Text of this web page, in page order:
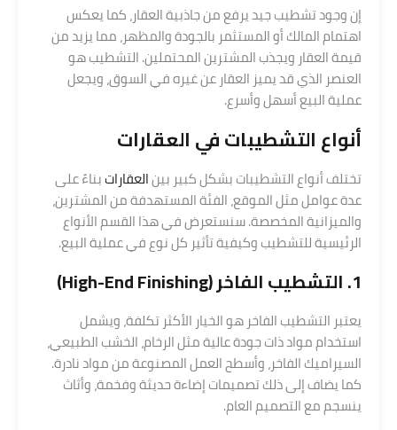
إن وجود تشطيب جيد يرفع من جاذبية العقار، كما يعكس
اهتمام المالك أو المستثمر بالجودة والمظهر، مما يزيد من
قيمة العقار ويجذب المشترين المحتملين. التشطيب هو
العنصر الذي قد يميز العقار عن غيره في السوق، ويجعل
عملية البيع أسهل وأسرع.
أنواع التشطيبات في العقارات
تختلف أنواع التشطيبات بشكل كبير بينالعقاراتبناءً على
عدة عوامل مثل الموقع، الفئة المستهدفة من المشترين،
والميزانية المخصصة. سنستعرض في هذا القسم الأنواع
الرئيسية للتشطيب وكيفية تأثير كل نوع في عملية البيع.
1. التشطيب الفاخر (High-End Finishing)
يعتبر التشطيب الفاخر هو الخيار الأكثر تكلفة، ويشمل
استخدام مواد ذات جودة عالية مثل الرخام، الخشب الطبيعي،
السيراميك الفاخر، وأسطح العمل المصنوعة من مواد نادرة.
كما يضاف إلى ذلك تصميمات إضاءة حديثة وفخمة، وأثاث
ينسجم مع التصميم العام.